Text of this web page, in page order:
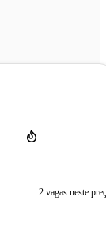
2 vagas neste